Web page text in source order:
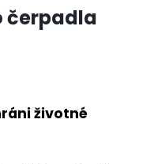
čerpadla
životné